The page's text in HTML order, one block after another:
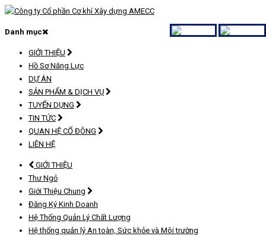
Danh mục
GIỚI THIỆU
Hồ Sơ Năng Lực
DỰ ÁN
SẢN PHẨM & DỊCH VỤ
TUYỂN DỤNG
TIN TỨC
QUAN HỆ CỔ ĐÔNG
LIÊN HỆ
GIỚI THIỆU
Thư Ngỏ
Giới Thiệu Chung
Đăng Ký Kinh Doanh
Hệ Thống Quản Lý Chất Lượng
Hệ thống quản lý An toàn, Sức khỏe và Môi trường